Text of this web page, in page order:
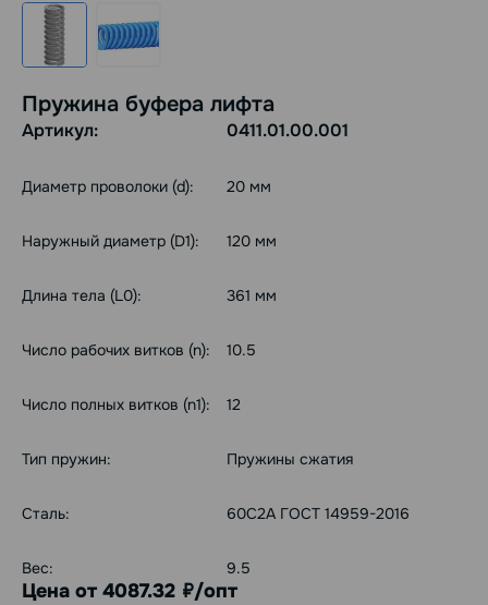
Пружина буфера лифта
Артикул: 0411.01.00.001
Диаметр проволоки (d): 20 мм
Наружный диаметр (D1): 120 мм
Длина тела (L0): 361 мм
Число рабочих витков (n): 10.5
Число полных витков (n1): 12
Тип пружин: Пружины сжатия
Сталь: 60С2А ГОСТ 14959-2016
Вес: 9.5
Цена от 4087.32 руб./опт